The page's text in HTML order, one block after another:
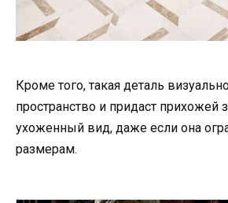
Кроме того, такая деталь
пространство и придаст
ухоженный вид, даже если она
размерам.